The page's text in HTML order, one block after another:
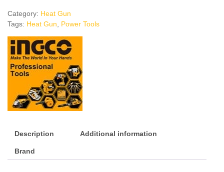
Category: Heat Gun
Tags: Heat Gun Power Tools
Description Additional information
Brand